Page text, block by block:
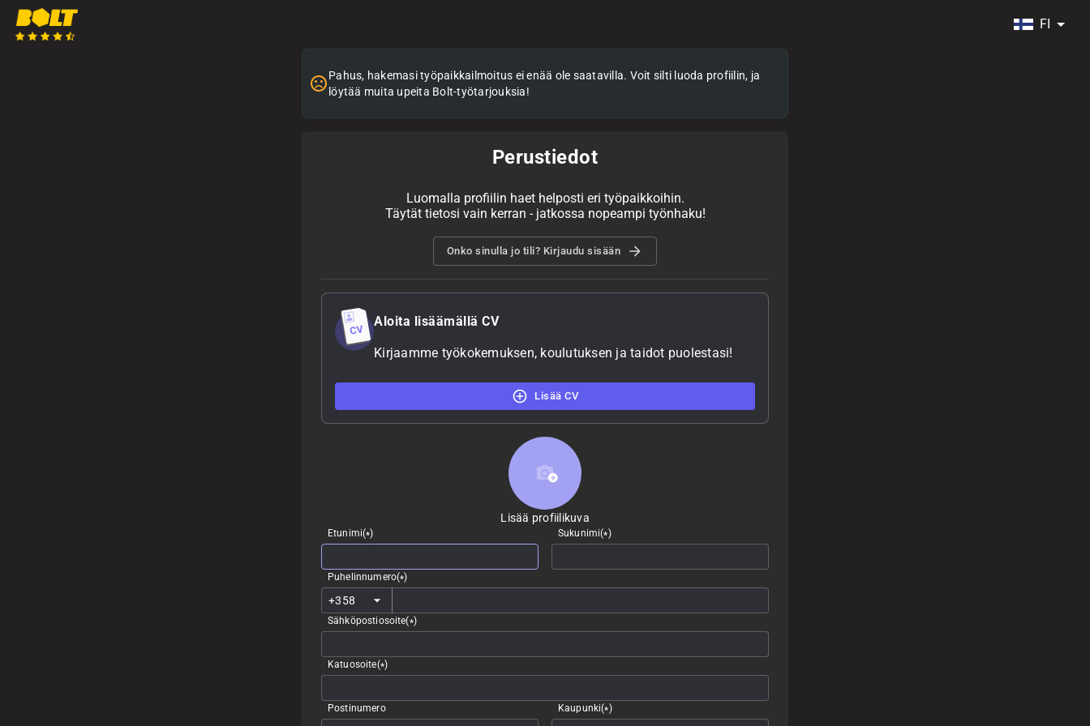
FI
Pahus, hakemasi työpaikkailmoitus ei enää ole saatavilla. Voit silti luoda profiilin, ja
löytää muita upeita Bolt-työtarjouksia!
Perustiedot
Luomalla profiilin haet helposti eri työpaikkoihin.
Täytät tietosi vain kerran - jatkossa nopeampi työnhaku!
Onko sinulla jo tili? Kirjaudu sisään
Aloita lisäämällä CV
Kirjaamme työkokemuksen, koulutuksen ja taidot puolestasi!
Lisää CV
Lisää profiilikuva
Lisää profiilikuva
Etunimi(*) Sukunimi(*)
Puhelinnumero(*)
Sähköpostiosoite(*)
Katuosoite(*)
Postinumero Kaupunki(*)